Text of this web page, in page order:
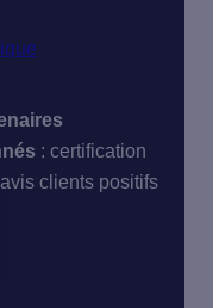
: certification
clients positifs